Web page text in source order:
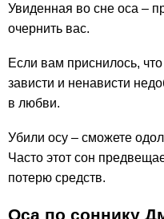
Увиденная во сне оса –
очернить вас.
Если вам приснилось,
зависти и ненависти
в любви.
Убили осу – сможете
Часто этот сон
потерю средств.
Оса по соннику